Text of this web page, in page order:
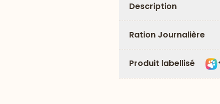
Description
Ration Journalière
Produit labellisé